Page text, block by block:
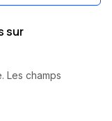
sur
Les champs